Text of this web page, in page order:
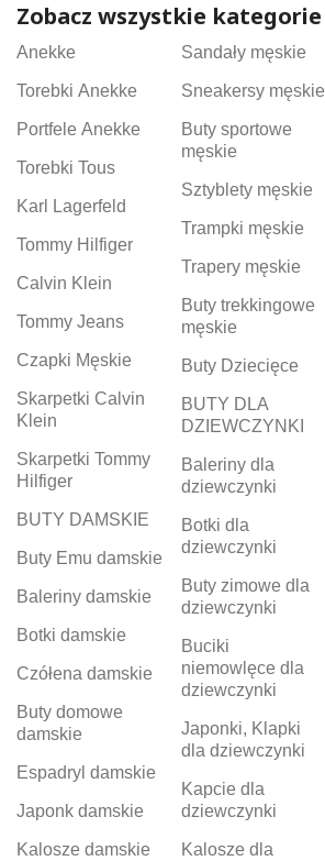
Zobacz wszystkie kategorie
Anekke
Torebki Anekke
Portfele Anekke
Torebki Tous
Karl Lagerfeld
Tommy Hilfiger
Calvin Klein
Tommy Jeans
Czapki Męskie
Skarpetki Calvin
Klein
Skarpetki Tommy
Hilfiger
BUTY DAMSKIE
Buty Emu damskie
Baleriny damskie
Botki damskie
Czółena damskie
Buty domowe
damskie
Espadryl damskie
Japonk damskie
Kalosze damskie
Sandały męskie
Sneakersy męskie
Buty sportowe
męskie
Sztyblety męskie
Trampki męskie
Trapery męskie
Buty trekkingowe
męskie
Buty Dziecięce
BUTY DLA
DZIEWCZYNKI
Baleriny dla
dziewczynki
Botki dla
dziewczynki
Buty zimowe dla
dziewczynki
Buciki
niemowlęce dla
dziewczynki
Japonki, Klapki
dla dziewczynki
Kapcie dla
dziewczynki
Kalosze dla